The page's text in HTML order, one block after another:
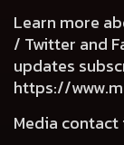
Learn more
/ Twitter and
updates
https://
Media